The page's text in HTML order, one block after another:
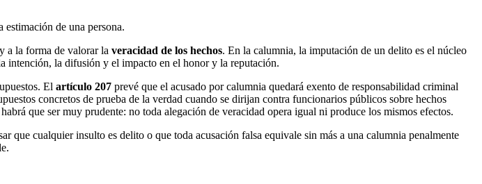
de una persona.
y a la forma de valorar la veracidad de los hechos. En la calumnia, la imputación de un delito es el núcleo
intención, la difusión y el impacto en el honor y la reputación.
El artículo 207 prevé que el acusado por calumnia quedará exento de responsabilidad criminal
concretos de prueba de la verdad cuando se dirijan contra funcionarios públicos sobre hechos
que ser muy prudente: no toda alegación de veracidad opera igual ni produce los mismos efectos.
que cualquier insulto es delito o que toda acusación falsa equivale sin más a una calumnia penalmente